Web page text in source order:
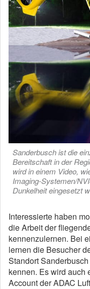
Sanderbusch ist die
Bereitschaft in der
wird in einem Video,
Imaging-Systemen/
Dunkelheit eingesetzt
Interessierte haben
die Arbeit der
kennenzulernen. Bei
lernen die Besucher
Standort
kennen. Es wird auch
Account der ADAC